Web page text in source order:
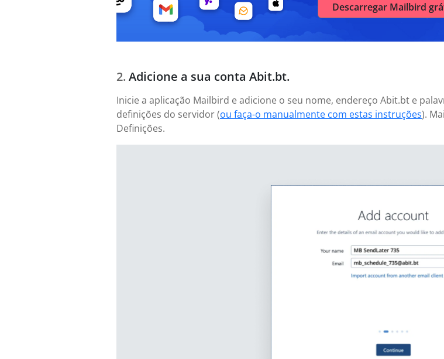
Descarregar Mailbird
Adicione a sua conta Abit.bt.
Inicie a aplicação Mailbird e adicione o seu nome, endereço Abit.bt e
definições do servidor (ou faça-o manualmente com estas instruções).
Definições.